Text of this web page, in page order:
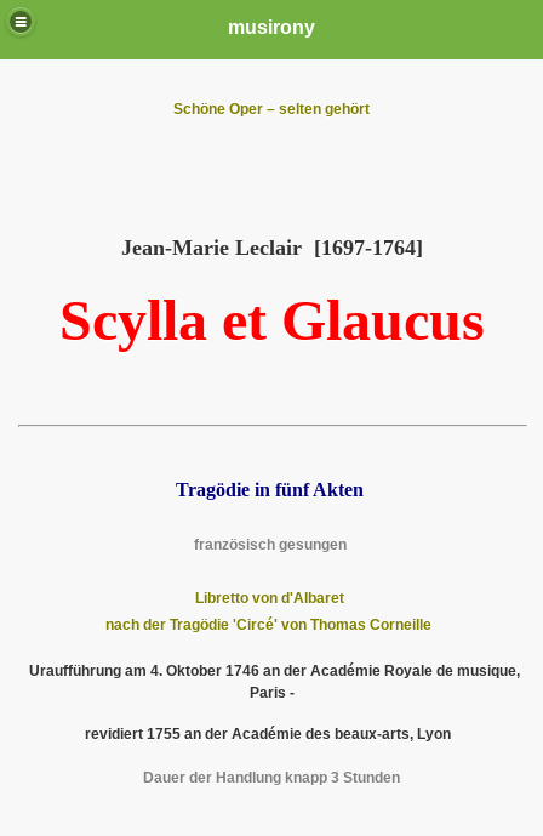
musirony
Schöne Oper – selten gehört
Jean-Marie Leclair [1697-1764]
Scylla et Glaucus
Tragödie in fünf Akten
französisch gesungen
Libretto von d'Albaret
nach der Tragödie 'Circé' von Thomas Corneille
Uraufführung am 4. Oktober 1746 an der Académie Royale de musique,
Paris -
revidiert 1755 an der Académie des beaux-arts, Lyon
Dauer der Handlung knapp 3 Stunden